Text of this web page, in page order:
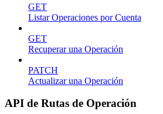
GET
Listar Operaciones por Cuenta
GET
Recuperar una Operación
PATCH
Actualizar una Operación
API de Rutas de Operación